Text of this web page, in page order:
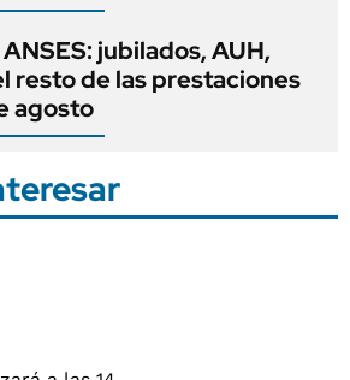
jubilados, AUH,
resto de las prestaciones
agosto